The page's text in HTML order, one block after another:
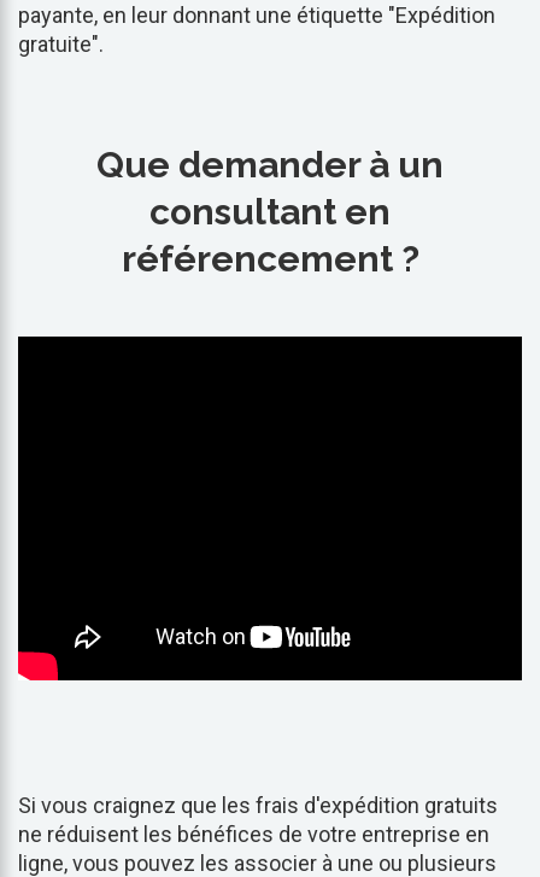
payante, en leur donnant une étiquette "Expédition
gratuite".
Que demander à un
consultant en
référencement ?
Si vous craignez que les frais d'expédition gratuits
ne réduisent les bénéfices de votre entreprise en
ligne, vous pouvez les associer à une ou plusieurs